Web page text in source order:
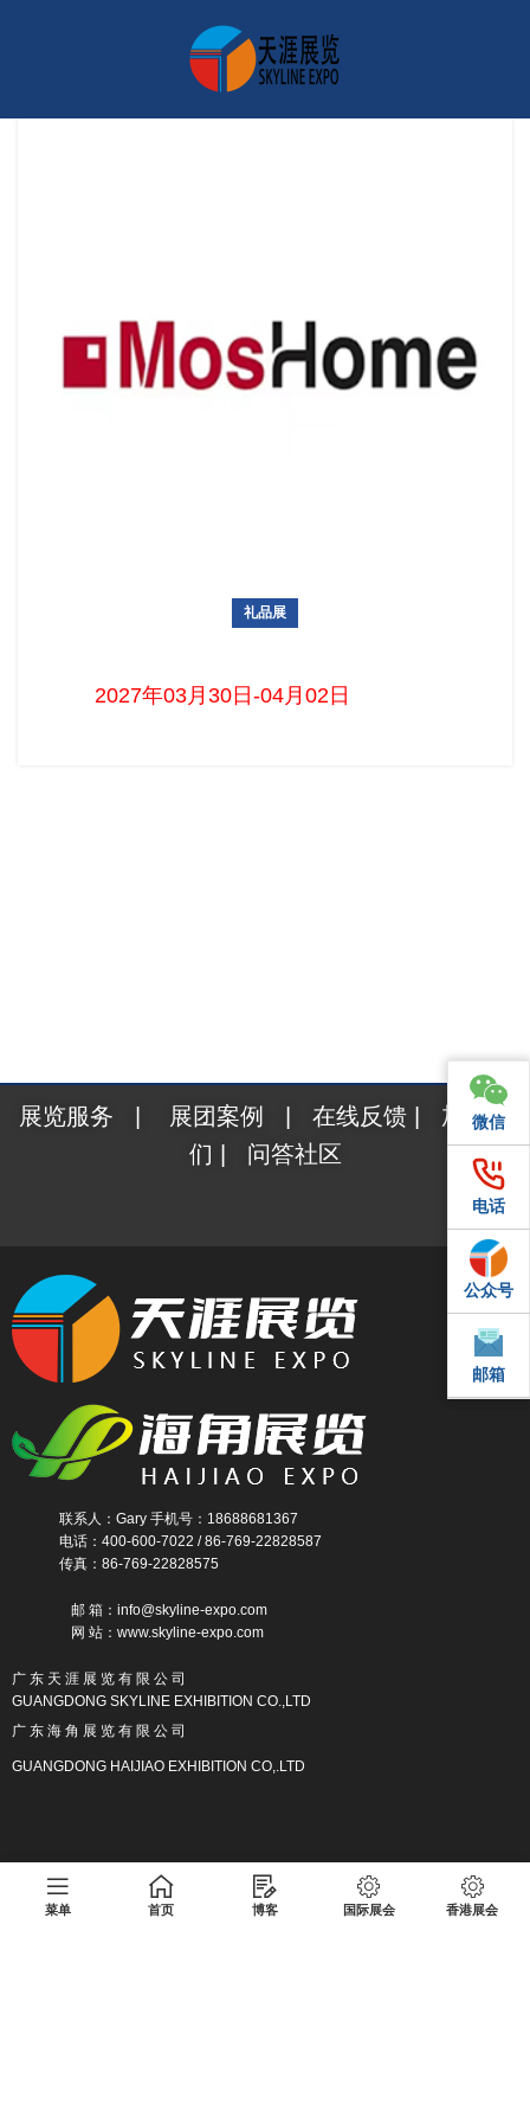
礼品展
2027年03月30日-04月02日 首页...
微信
电话
QQ
邮箱
微信
电话
公众号
邮箱
展览服务 | 展团案例 | 在线反馈| 加入我
们 | 问答社区
联系人：Gary 手机号：18688681367
电话：400-600-7022 / 86-769-22828587
传真：86-769-22828575
邮 箱：info@skyline-expo.com
网 站：www.skyline-expo.com
广 东 天 涯 展 览 有 限 公 司
GUANGDONG SKYLINE EXHIBITION CO.,LTD
广 东 海 角 展 览 有 限 公 司
GUANGDONG HAIJIAO EXHIBITION CO,.LTD
广东天涯展览有限公司版权所有 粤ICP备17013133号
菜单 首页 博客 国际展会 香港展会